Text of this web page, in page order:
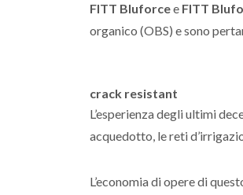
FITT Bluforcee FITT
organico (OBS) e sono
crack resistant
L’esperienza degli ultimi
acquedotto, le reti
L’economia di opere di